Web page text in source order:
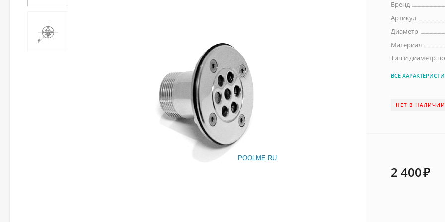
Бренд
Артикул
Диаметр
Материал
Тип и диаметр
ВСЕ
НЕТ В НАЛИЧИИ
2 400₽